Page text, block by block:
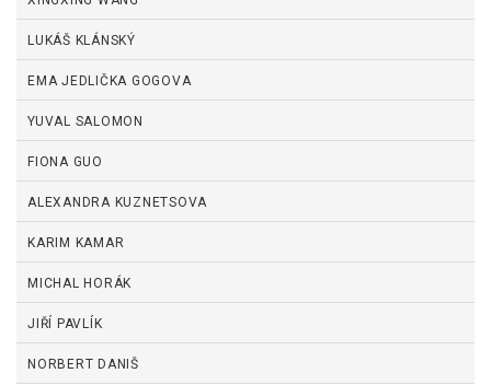
LUKÁŠ KLÁNSKÝ
EMA JEDLIČKA GOGOVA
YUVAL SALOMON
FIONA GUO
ALEXANDRA KUZNETSOVA
KARIM KAMAR
MICHAL HORÁK
JIŘÍ PAVLÍK
NORBERT DANIŠ